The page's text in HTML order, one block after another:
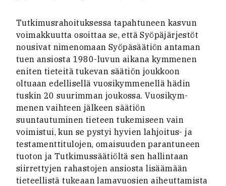
Tutkimusrahoituksessa tapahtuneen kasvun
voimakkuutta osoittaa se, että Syöpäjärjestöt
nousivat nimenomaan Syöpäsäätiön antaman
tuen ansiosta 1980-luvun aikana kymmenen
eniten tieteitä tukevan säätiön joukkoon
oltuaan edellisellä vuosikymmenellä hädin
tuskin 20 suurimman joukossa. Vuosikym-
menen vaihteen jälkeen säätiön
suuntautuminen tieteen tukemiseen vain
voimistui, kun se pystyi hyvien lahjoitus- ja
testamenttitulojen, omaisuuden parantuneen
tuoton ja Tutkimussäätiöltä sen hallintaan
siirrettyjen rahastojen ansiosta lisäämään
tieteellistä tukeaan lamavuosien aiheuttamista